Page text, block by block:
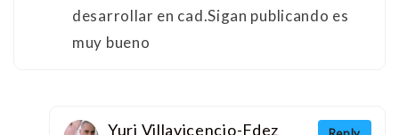
desarrollar en cad.Sigan publicando es
muy bueno
Yuri Villavicencio-Fdez